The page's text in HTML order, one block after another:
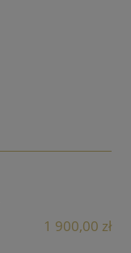
1 900,00 zł